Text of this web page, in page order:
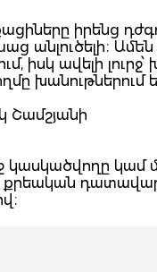
իրենց
անլուծելի։
իսկ ավելի
խանութներում
Շամշյանի
կասկածվողը կամ
քրեական